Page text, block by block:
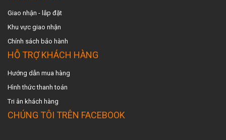
Giao nhận - lắp đặt
Khu vực giao nhận
Chính sách bảo hành
HỖ TRỢ KHÁCH HÀNG
Hướng dẫn mua hàng
Hình thức thanh toán
Tri ân khách hàng
CHÚNG TÔI TRÊN FACEBOOK